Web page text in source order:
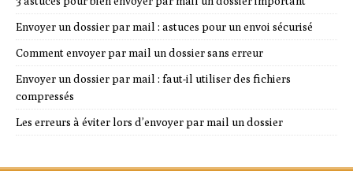
Envoyer un dossier par mail : astuces pour un envoi sécurisé
Comment envoyer par mail un dossier sans erreur
Envoyer un dossier par mail : faut-il utiliser des fichiers
compressés
Les erreurs à éviter lors d’envoyer par mail un dossier